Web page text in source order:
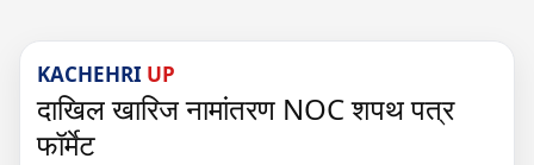
KACHEHRI UP
दाखिल खारिज नामांतरण NOC शपथ पत्र
फॉर्मेट